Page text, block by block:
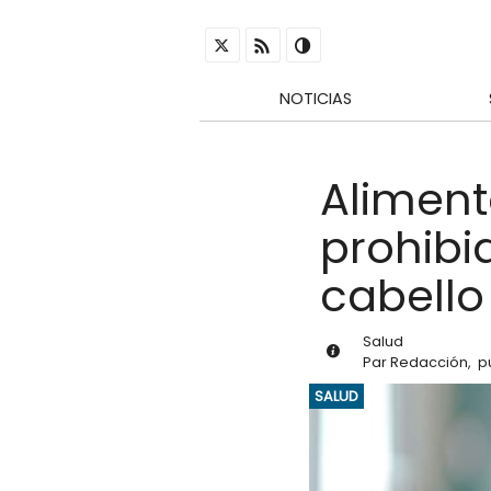
NOTICIAS
cabello
Salud
ParRedacción,
SALUD